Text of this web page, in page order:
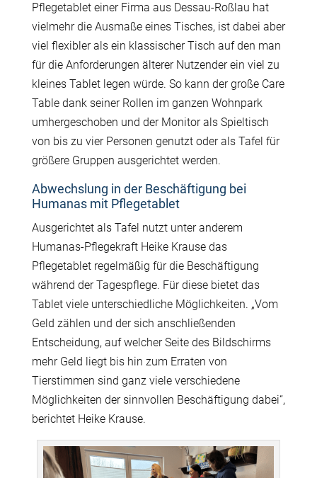
Pflegetablet einer Firma aus Dessau-Roßlau hat
vielmehr die Ausmaße eines Tisches, ist dabei aber
viel flexibler als ein klassischer Tisch auf den man
für die Anforderungen älterer Nutzender ein viel zu
kleines Tablet legen würde. So kann der große Care
Table dank seiner Rollen im ganzen Wohnpark
umhergeschoben und der Monitor als Spieltisch
von bis zu vier Personen genutzt oder als Tafel für
größere Gruppen ausgerichtet werden.
Abwechslung in der Beschäftigung bei
Humanas mit Pflegetablet
Ausgerichtet als Tafel nutzt unter anderem
Humanas-Pflegekraft Heike Krause das
Pflegetablet regelmäßig für die Beschäftigung
während der Tagespflege. Für diese bietet das
Tablet viele unterschiedliche Möglichkeiten. „Vom
Geld zählen und der sich anschließenden
Entscheidung, auf welcher Seite des Bildschirms
mehr Geld liegt bis hin zum Erraten von
Tierstimmen sind ganz viele verschiedene
Möglichkeiten der sinnvollen Beschäftigung dabei“,
berichtet Heike Krause.